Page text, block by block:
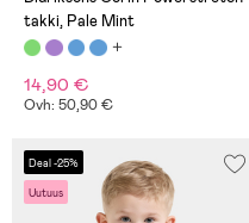
takki, Pale Mint
14,90 €
Ovh: 50,90 €
Deal -25%
Uutuus